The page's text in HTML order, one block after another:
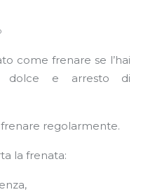
come frenare se l’hai
dolce e arresto di
regolarmente.
la frenata: